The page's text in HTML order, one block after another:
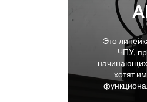
Это
ЧПУ,
начинающих
хотят